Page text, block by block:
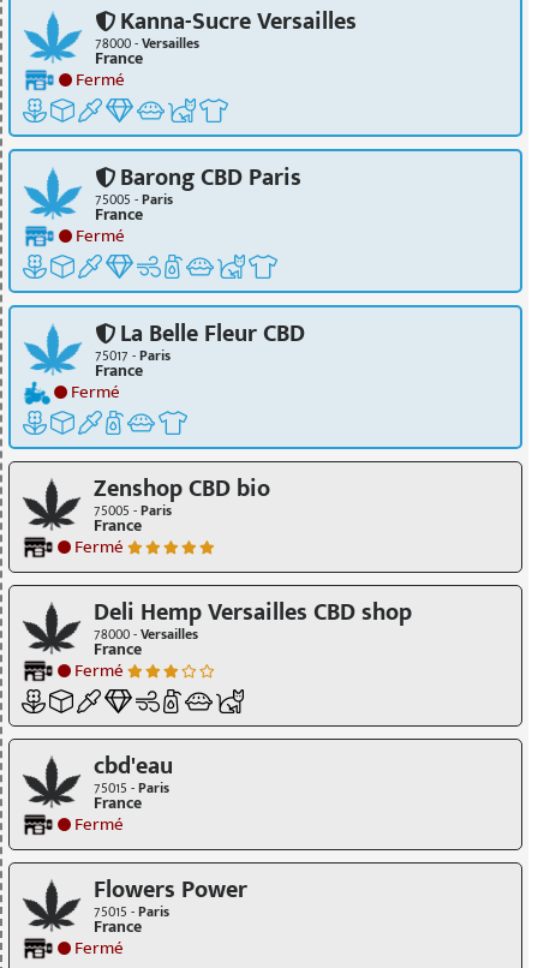
Kanna-Sucre Versailles
78000 -Versailles
France
Fermé
Barong CBD Paris
75005 -Paris
France
Fermé
La Belle Fleur CBD
75017 -Paris
France
Fermé
Zenshop CBD bio
75005 -Paris
France
Fermé
Deli Hemp Versailles CBD shop
78000 -Versailles
France
Fermé
cbd'eau
75015 -Paris
France
Fermé
Flowers Power
75015 -Paris
France
Fermé